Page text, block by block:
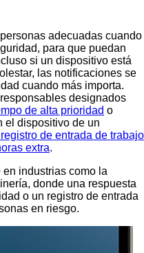
adecuadas cuando
para que puedan
si un dispositivo está
las notificaciones se
cuando más importa.
designados
de alta prioridad o
el dispositivo de un
de entrada de trabajo
extra.
industrias como la
donde una respuesta
o un registro de entrada
en riesgo.